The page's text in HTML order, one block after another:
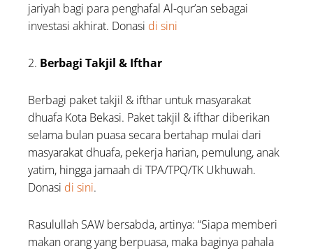
jariyah bagi para penghafal Al-qur’an sebagai
investasi akhirat. Donasi di sini
2. Berbagi Takjil & Ifthar
Berbagi paket takjil & ifthar untuk masyarakat
dhuafa Kota Bekasi. Paket takjil & ifthar diberikan
selama bulan puasa secara bertahap mulai dari
masyarakat dhuafa, pekerja harian, pemulung, anak
yatim, hingga jamaah di TPA/TPQ/TK Ukhuwah.
Donasi di sini.
Rasulullah SAW bersabda, artinya: “Siapa memberi
makan orang yang berpuasa, maka baginya pahala